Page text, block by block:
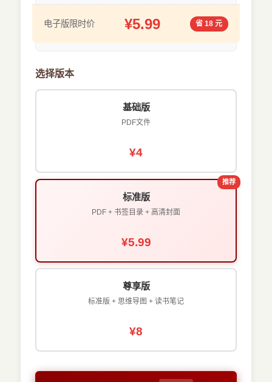
电子版限时价 ¥5.99 省 18 元
选择版本
基础版
PDF文件
¥4
推荐
标准版
PDF + 书签目录 + 高清封面
¥5.99
尊享版
标准版 + 思维导图 + 读书笔记
¥8